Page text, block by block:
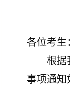
各位考生
根据
事项通知